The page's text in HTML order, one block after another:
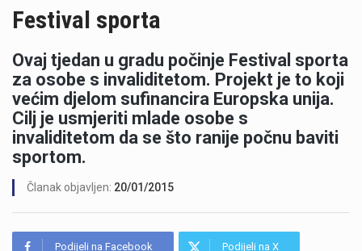
Festival sporta
Ovaj tjedan u gradu počinje Festival sporta
za osobe s invaliditetom. Projekt je to koji
većim djelom sufinancira Europska unija.
Cilj je usmjeriti mlade osobe s
invaliditetom da se što ranije počnu baviti
sportom.
Članak objavljen: 20/01/2015
Podijeli na Facebook Podijeli na X